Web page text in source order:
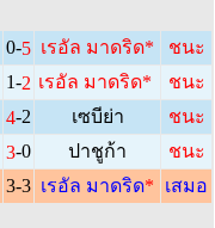
0-5 เรอัล มาดริด*
ชนะ
1-2 เรอัล มาดริด*
ชนะ
4-2 เซบีย่า
ชนะ
3-0 ปาชูก้า
ชนะ
3-3 เรอัล มาดริด* เสมอ